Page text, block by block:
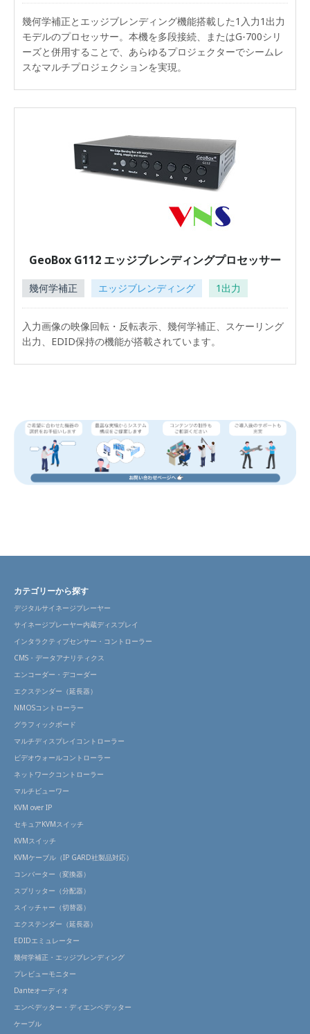
幾何学補正とエッジブレンディング機能搭載した1入力1出力
モデルのプロセッサー。本機を多段接続、またはG-700シリ
ーズと併用することで、あらゆるプロジェクターでシームレ
スなマルチプロジェクションを実現。
GeoBox G112 エッジブレンディングプロセッサー
幾何学補正 エッジブレンディング 1出力
入力画像の映像回転・反転表示、幾何学補正、スケーリング
出力、EDID保持の機能が搭載されています。
カテゴリーから探す
デジタルサイネージプレーヤー
サイネージプレーヤー内蔵ディスプレイ
インタラクティブセンサー・コントローラー
CMS・データアナリティクス
エンコーダー・デコーダー
エクステンダー（延長器）
NMOSコントローラー
グラフィックボード
マルチディスプレイコントローラー
ビデオウォールコントローラー
ネットワークコントローラー
マルチビューワー
KVM over IP
セキュアKVMスイッチ
KVMスイッチ
KVMケーブル（IP GARD社製品対応）
コンバーター（変換器）
スプリッター（分配器）
スイッチャー（切替器）
エクステンダー（延長器）
EDIDエミュレーター
幾何学補正・エッジブレンディング
プレビューモニター
Danteオーディオ
エンベデッター・ディエンベデッター
ケーブル